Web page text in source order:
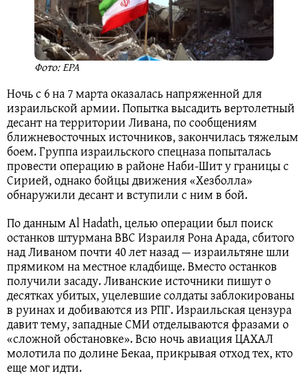
Фото: EPA
Ночь с 6 на 7 марта оказалась напряженной для
израильской армии. Попытка высадить вертолетный
десант на территории Ливана, по сообщениям
ближневосточных источников, закончилась тяжелым
боем. Группа израильского спецназа попыталась
провести операцию в районе Наби-Шит у границы с
Сирией, однако бойцы движения «Хезболла»
обнаружили десант и вступили с ним в бой.
По данным Al Hadath, целью операции был поиск
останков штурмана ВВС Израиля Рона Арада, сбитого
над Ливаном почти 40 лет назад — израильтяне шли
прямиком на местное кладбище. Вместо останков
получили засаду. Ливанские источники пишут о
десятках убитых, уцелевшие солдаты заблокированы
в руинах и добиваются из РПГ. Израильская цензура
давит тему, западные СМИ отделываются фразами о
«сложной обстановке». Всю ночь авиация ЦАХАЛ
молотила по долине Бекаа, прикрывая отход тех, кто
еще мог идти.